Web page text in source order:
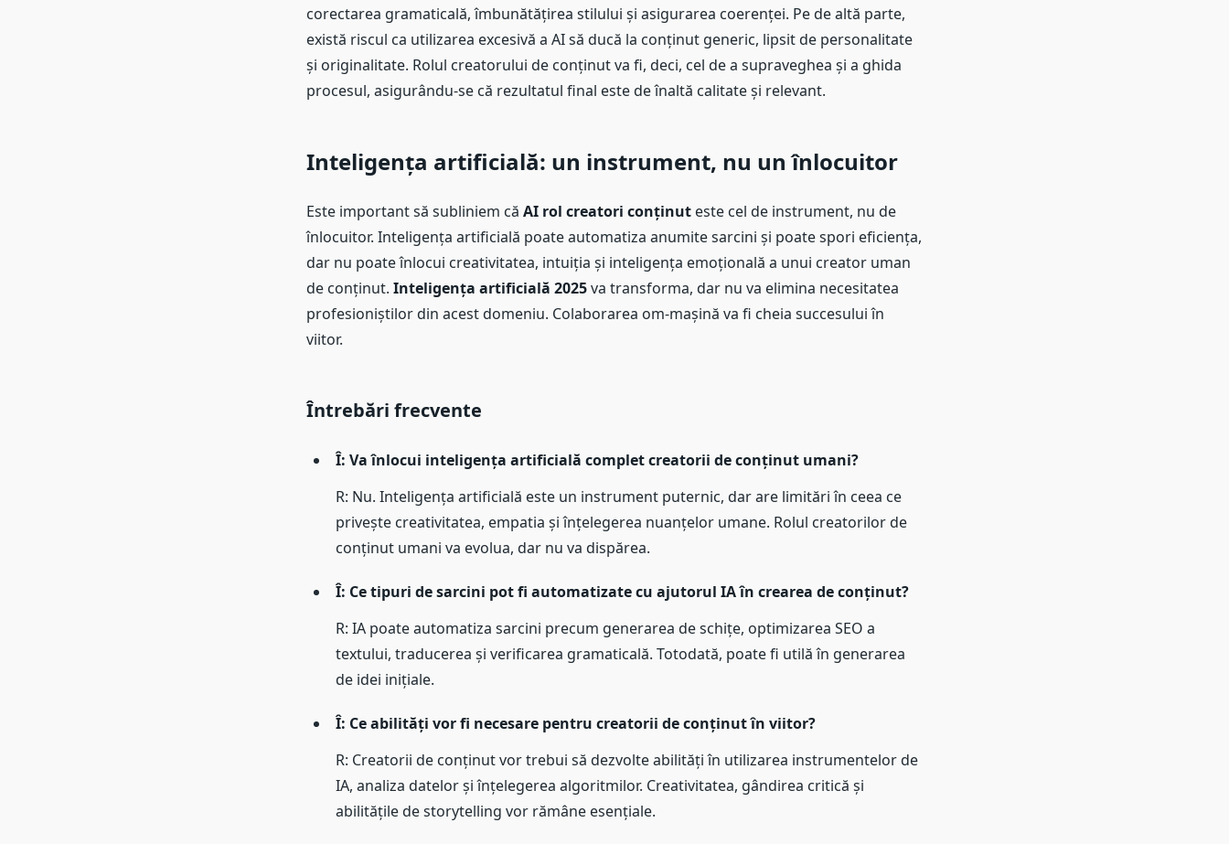
corectarea gramaticală, îmbunătățirea stilului și asigurarea coerenței. Pe de altă parte,
există riscul ca utilizarea excesivă a AI să ducă la conținut generic, lipsit de personalitate
și originalitate. Rolul creatorului de conținut va fi, deci, cel de a supraveghea și a ghida
procesul, asigurându-se că rezultatul final este de înaltă calitate și relevant.
Inteligența artificială: un instrument, nu un înlocuitor
Este important să subliniem că AI rol creatori conținuteste cel de instrument, nu de
înlocuitor. Inteligența artificială poate automatiza anumite sarcini și poate spori eficiența,
dar nu poate înlocui creativitatea, intuiția și inteligența emoțională a unui creator uman
de conținut. Inteligența artificială 2025va transforma, dar nu va elimina necesitatea
profesioniștilor din acest domeniu. Colaborarea om-mașină va fi cheia succesului în
viitor.
Întrebări frecvente
Î: Va înlocui inteligența artificială complet creatorii de conținut umani?
R: Nu. Inteligența artificială este un instrument puternic, dar are limitări în ceea ce
privește creativitatea, empatia și înțelegerea nuanțelor umane. Rolul creatorilor de
conținut umani va evolua, dar nu va dispărea.
Î: Ce tipuri de sarcini pot fi automatizate cu ajutorul IA în crearea de conținut?
R: IA poate automatiza sarcini precum generarea de schițe, optimizarea SEO a
textului, traducerea și verificarea gramaticală. Totodată, poate fi utilă în generarea
de idei inițiale.
Î: Ce abilități vor fi necesare pentru creatorii de conținut în viitor?
R: Creatorii de conținut vor trebui să dezvolte abilități în utilizarea instrumentelor de
IA, analiza datelor și înțelegerea algoritmilor. Creativitatea, gândirea critică și
abilitățile de storytelling vor rămâne esențiale.